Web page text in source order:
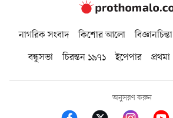
নাগরিক সংবাদ কিশোর আলো বিজ্ঞানচিন্তা
বন্ধুসভা
চিরন্তন ১৯৭১ ইপেপার প্রথমা
অনুসরণ করুন